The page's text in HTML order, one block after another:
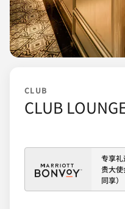
CLUB
CLUB
专享
贵大
同享）